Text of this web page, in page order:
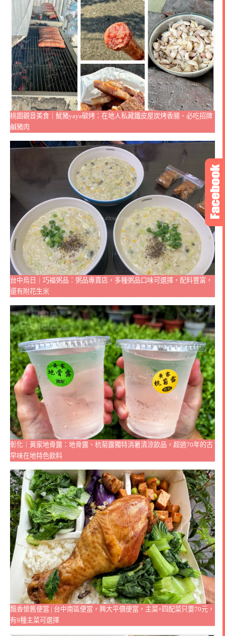
桃園觀音美食｜魷豬yaya碳烤：在地人私藏鐵皮屋炭烤香腸、必吃招牌
鹹豬肉
台中烏日｜巧福粥品：粥品專賣店，多種粥品口味可選擇，配料豐富，
還有附花生米
彰化｜黃家地骨露：地骨露、杭菊露獨特消暑清涼飲品，超過70年的古
早味在地特色飲料
飄香懷舊便當 | 台中南區便當，興大平價便當，主菜+四配菜只要70元，
有9種主菜可選擇